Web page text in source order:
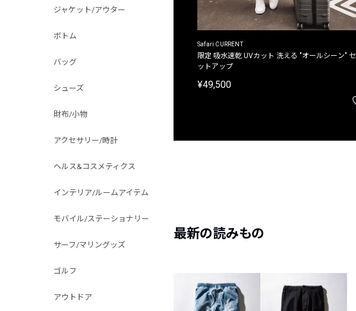
ジャケット/アウター
ボトム
バッグ
シューズ
財布/小物
アクセサリー/時計
ヘルス&コスメティクス
インテリア/ルームアイテム
モバイル/ステーショナリー
サーフ/マリングッズ
ゴルフ
アウトドア
Safari CURRENT
限定 吸水速乾 UVカット 洗える "オールシーン" セ
ットアップ
¥49,500
最新の読みもの